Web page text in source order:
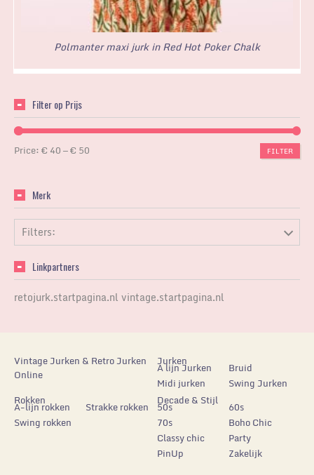
Polmanter maxi jurk in Red Hot Poker Chalk
Filter op Prijs
FILTER
Price:€ 40—€ 50
Merk
Filters:
Linkpartners
retojurk.startpagina.nl vintage.startpagina.nl
Vintage Jurken & Retro Jurken
Online
Jurken
A lijn Jurken
Bruid
Midi jurken
Swing Jurken
Rokken
A-lijn rokken
Strakke rokken
Swing rokken
Decade & Stijl
50s
60s
70s
Boho Chic
Classy chic
Party
PinUp
Zakelijk